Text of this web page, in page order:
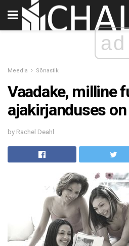
ad
Meedia Sõnastik
Vaadake, milline
ajakirjanduses on
by Rachel Deahl